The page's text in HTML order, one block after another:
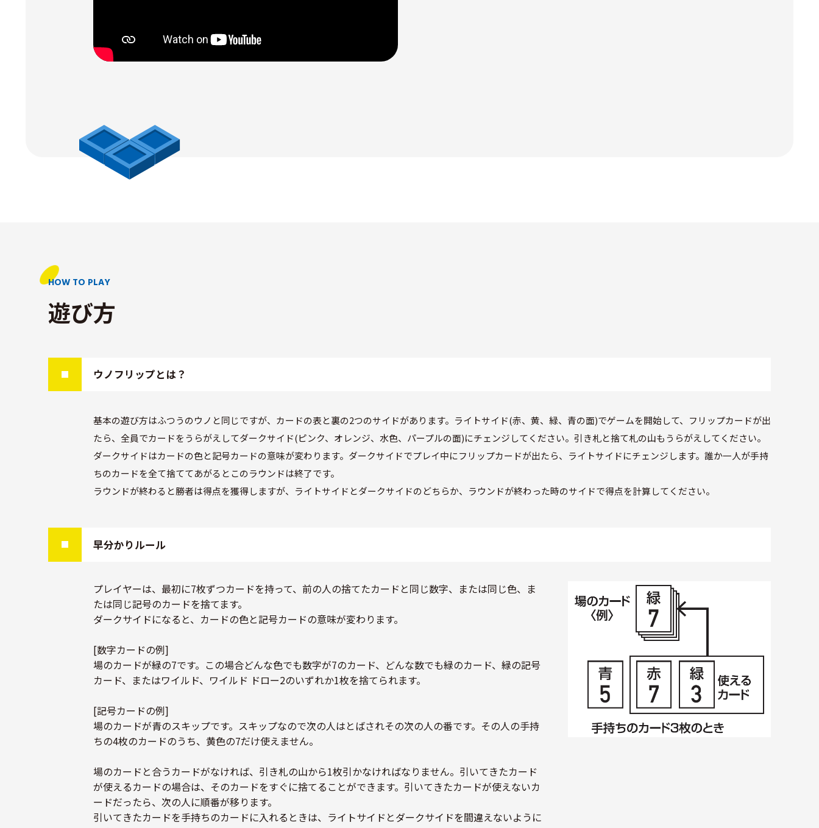
HOW TO PLAY
遊び方
ウノフリップとは？
基本の遊び方はふつうのウノと同じですが、カードの表と裏の2つのサイドがあります。ライトサイド(赤、黄、緑、青の面)でゲームを開始して、フリップカードが出
たら、全員でカードをうらがえしてダークサイド(ピンク、オレンジ、水色、パープルの面)にチェンジしてください。引き札と捨て札の山もうらがえしてください。
ダークサイドはカードの色と記号カードの意味が変わります。ダークサイドでプレイ中にフリップカードが出たら、ライトサイドにチェンジします。誰か一人が手持
ちのカードを全て捨ててあがるとこのラウンドは終了です。
ラウンドが終わると勝者は得点を獲得しますが、ライトサイドとダークサイドのどちらか、ラウンドが終わった時のサイドで得点を計算してください。
早分かりルール
プレイヤーは、最初に7枚ずつカードを持って、前の人の捨てたカードと同じ数字、または同じ色、ま
たは同じ記号のカードを捨てます。
ダークサイドになると、カードの色と記号カードの意味が変わります。
[数字カードの例]
場のカードが緑の7です。この場合どんな色でも数字が7のカード、どんな数でも緑のカード、緑の記号
カード、またはワイルド、ワイルド ドロー2のいずれか1枚を捨てられます。
[記号カードの例]
場のカードが青のスキップです。スキップなので次の人はとばされその次の人の番です。その人の手持
ちの4枚のカードのうち、黄色の7だけ使えません。
場のカードと合うカードがなければ、引き札の山から1枚引かなければなりません。引いてきたカード
が使えるカードの場合は、そのカードをすぐに捨てることができます。引いてきたカードが使えないカ
ードだったら、次の人に順番が移ります。
引いてきたカードを手持ちのカードに入れるときは、ライトサイドとダークサイドを間違えないように